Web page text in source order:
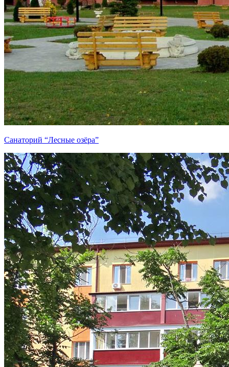
Санаторий “Лесные озёра”